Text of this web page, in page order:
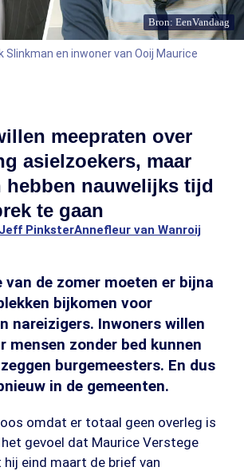
Bron: EenVandaag
Slinkman en inwoner van Ooij Maurice
meepraten over
asielzoekers, maar
hebben nauwelijks tijd
te gaan
Jeff PinksterAnnefleur van Wanroij
van de zomer moeten er bijna
bijkomen voor
nareizigers. Inwoners willen
mensen zonder bed kunnen
burgemeesters. En dus
in de gemeenten.
omdat er totaal geen overleg is
gevoel dat Maurice Verstege
eind maart de brief van